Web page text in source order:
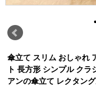
傘立て スリム おしゃれ
ト 長方形 シンプル ク
アンの傘立て レクタン